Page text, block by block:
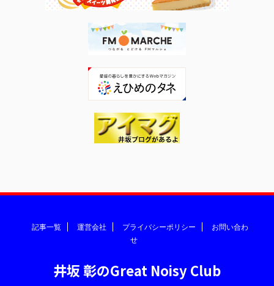
記事一覧 運営会社 プライバシーポリシー
お問い合わ
せ
井坂 彰のGreat Noisy Club